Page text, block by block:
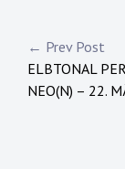
Post
← Prev Post
ELBTONAL
NEO(N) – 22.